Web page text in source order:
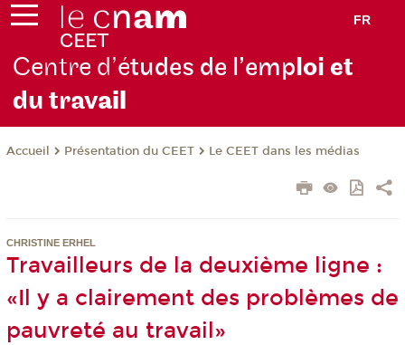
FR
Centre d’études de l’emploi et
du travail
Accueil Présentation du CEET Le CEET dans les médias
CHRISTINE ERHEL
Travailleurs de la deuxième ligne :
«Il y a clairement des problèmes de
pauvreté au travail»